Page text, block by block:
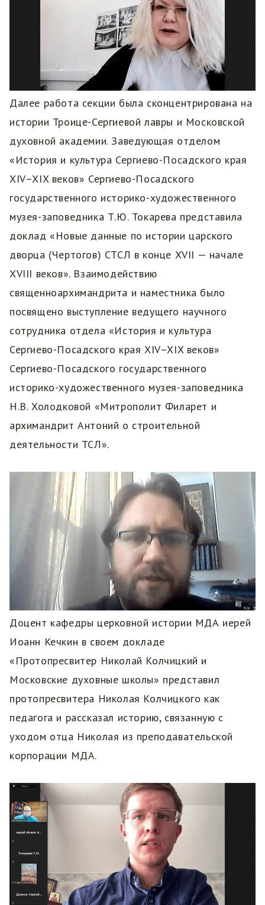
Далее работа секции была сконцентрирована на
истории Троице-Сергиевой лавры и Московской
духовной академии. Заведующая отделом
«История и культура Сергиево-Посадского края
XIV–XIX веков» Сергиево-Посадского
государственного историко-художественного
музея-заповедника Т.Ю. Токарева представила
доклад «Новые данные по истории царского
дворца (Чертогов) СТСЛ в конце XVII — начале
XVIII веков». Взаимодействию
священноархимандрита и наместника было
посвящено выступление ведущего научного
сотрудника отдела «История и культура
Сергиево-Посадского края XIV–XIX веков»
Сергиево-Посадского государственного
историко-художественного музея-заповедника
Н.В. Холодковой «Митрополит Филарет и
архимандрит Антоний о строительной
деятельности ТСЛ».
Доцент кафедры церковной истории МДА иерей
Иоанн Кечкин в своем докладе
«Протопресвитер Николай Колчицкий и
Московские духовные школы» представил
протопресвитера Николая Колчицкого как
педагога и рассказал историю, связанную с
уходом отца Николая из преподавательской
корпорации МДА.